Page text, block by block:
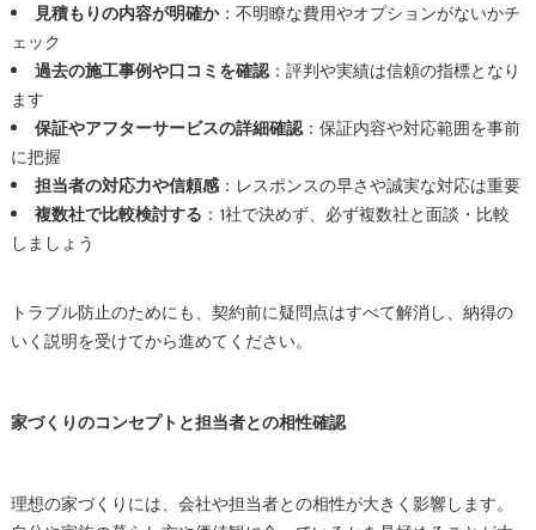
見積もりの内容が明確か：不明瞭な費用やオプションがないかチ
ェック
過去の施工事例や口コミを確認：評判や実績は信頼の指標となり
ます
保証やアフターサービスの詳細確認：保証内容や対応範囲を事前
に把握
担当者の対応力や信頼感：レスポンスの早さや誠実な対応は重要
複数社で比較検討する ：1社で決めず、必ず複数社と面談・比較
しましょう
トラブル防止のためにも、契約前に疑問点はすべて解消し、納得の
いく説明を受けてから進めてください。
家づくりのコンセプトと担当者との相性確認
理想の家づくりには、会社や担当者との相性が大きく影響します。